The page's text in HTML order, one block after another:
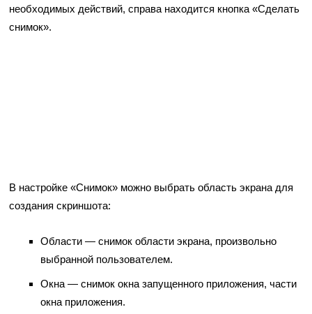
необходимых действий, справа находится кнопка «Сделать
снимок».
В настройке «Снимок» можно выбрать область экрана для
создания скриншота:
Области — снимок области экрана, произвольно
выбранной пользователем.
Окна — снимок окна запущенного приложения, части
окна приложения.